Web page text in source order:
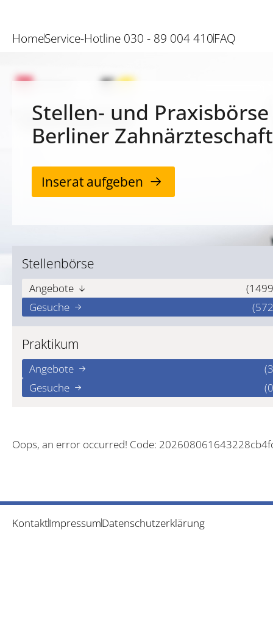
HomeService-Hotline 030 - 89 004 410FAQ
Stellen- und
Berliner Zahnärzteschaft
Inserat aufgeben
Stellenbörse
Angebote
Gesuche
Praktikum
Angebote
Gesuche
Oops, an error occurred! Code:
KontaktImpressumDatenschutzerklärung